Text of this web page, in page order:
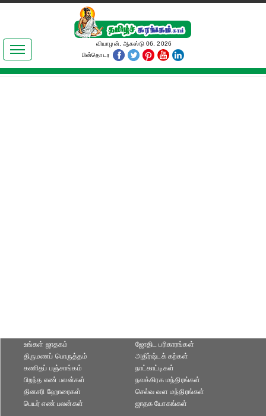
இலக்கியங்கள்
தமிழ் உலகம்
வியாழன், ஆகஸ்டு 06, 2026
பின்தொடர
உங்கள் ஜாதகம்
திருமணப் பொருத்தம்
கணிதப் பஞ்சாங்கம்
ஜோதிட ப‌ரிகார‌ங்க‌ள்
அதிர்ஷ்டக் கற்கள்
நாட்காட்டிகள்
பிறந்த எண் பலன்கள்
தினசரி ஹோரைகள்
பெயர் எண் பலன்கள்
நவக்கிரக மந்திரங்கள்
செல்வ வள மந்திரங்கள்
ஜாதக யோகங்கள்